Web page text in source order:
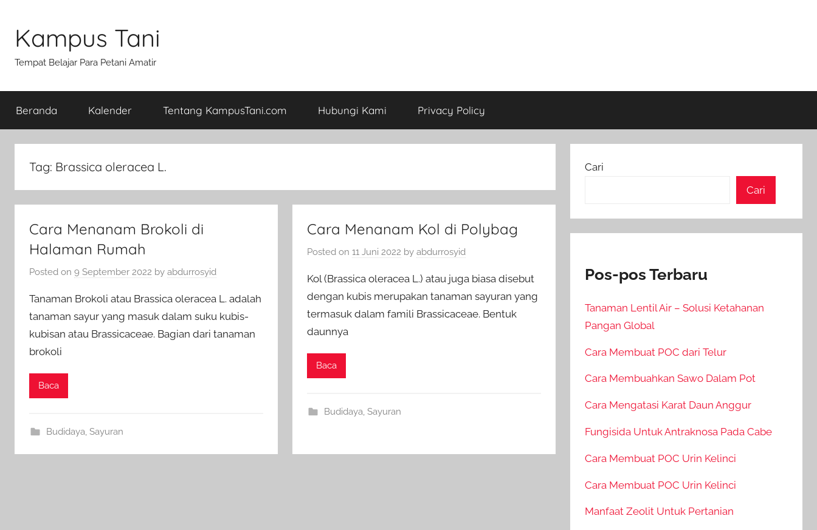
content
Kampus Tani
Tempat Belajar Para Petani Amatir
Beranda Kalender Tentang KampusTani.com Hubungi Kami Privacy Policy
Tag: Brassica oleracea L.
Cara Menanam Brokoli di
Halaman Rumah
Posted on 9 September 2022 by abdurrosyid
Tanaman Brokoli atau Brassica oleracea L. adalah
tanaman sayur yang masuk dalam suku kubis-
kubisan atau Brassicaceae. Bagian dari tanaman
brokoli
Baca
Budidaya, Sayuran
Cara Menanam Kol di Polybag
Posted on11 Juni 2022 byabdurrosyid
Kol (Brassica oleracea L.) atau juga biasa disebut
dengan kubis merupakan tanaman sayuran yang
termasuk dalam famili Brassicaceae. Bentuk
daunnya
Baca
Budidaya, Sayuran
Cari
Cari
Pos-pos Terbaru
Tanaman Lentil Air – Solusi Ketahanan
Pangan Global
Cara Membuat POC dari Telur
Cara Membuahkan Sawo Dalam Pot
Cara Mengatasi Karat Daun Anggur
Fungisida Untuk Antraknosa Pada Cabe
Cara Membuat POC Urin Kelinci
Cara Membuat POC Urin Kelinci
Manfaat Zeolit Untuk Pertanian